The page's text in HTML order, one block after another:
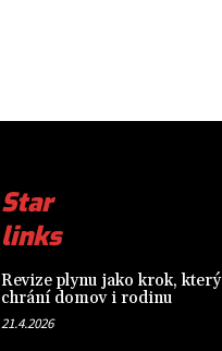
Star
links
Revize plynu jako krok, který
chrání domov i rodinu
21.4.2026